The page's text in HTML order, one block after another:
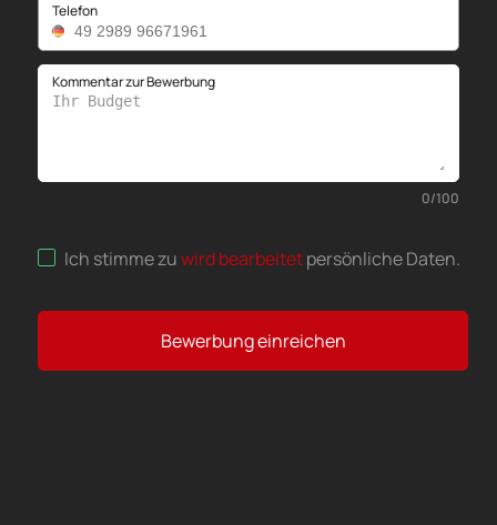
Telefon
Kommentar zur Bewerbung
0/100
Ich stimme zuwird bearbeitetpersönliche Daten.
Bewerbung einreichen